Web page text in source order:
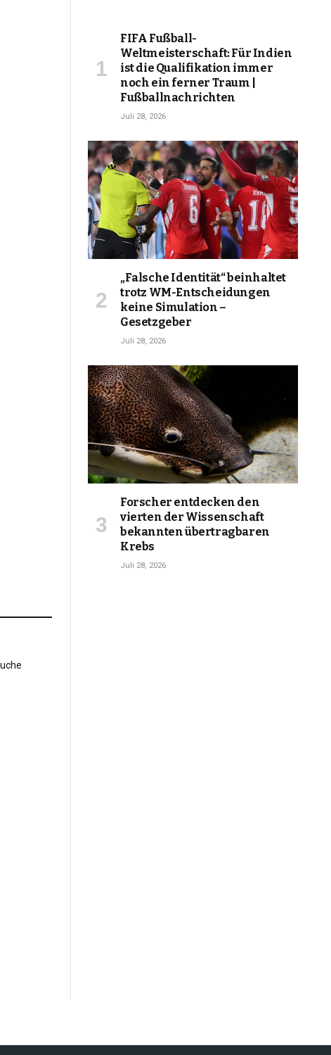
FIFA Fußball-
Weltmeisterschaft: Für Indien
ist die Qualifikation immer
noch ein ferner Traum |
Fußballnachrichten
Juli 28, 2026
„Falsche Identität“ beinhaltet
trotz WM-Entscheidungen
keine Simulation –
Gesetzgeber
Juli 28, 2026
Forscher entdecken den
vierten der Wissenschaft
bekannten übertragbaren
Krebs
Juli 28, 2026